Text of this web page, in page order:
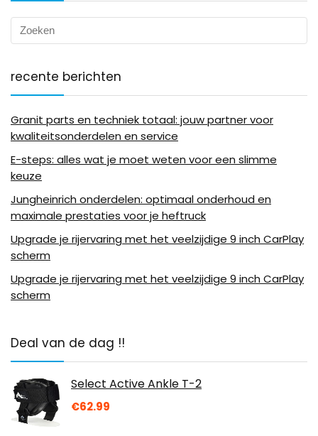
recente berichten
Granit parts en techniek totaal: jouw partner voor
kwaliteitsonderdelen en service
E-steps: alles wat je moet weten voor een slimme
keuze
Jungheinrich onderdelen: optimaal onderhoud en
maximale prestaties voor je heftruck
Upgrade je rijervaring met het veelzijdige 9 inch CarPlay
scherm
Upgrade je rijervaring met het veelzijdige 9 inch CarPlay
scherm
Deal van de dag !!
Select Active Ankle T-2
€62.99